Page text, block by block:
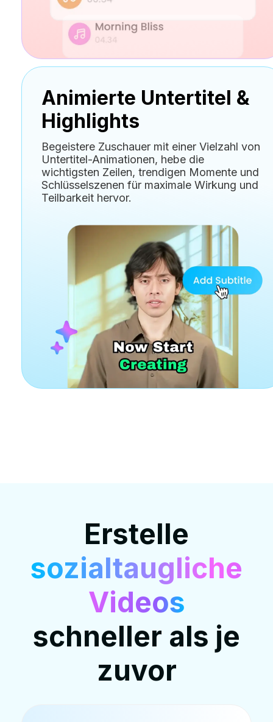
Animierte Untertitel &
Highlights
Begeistere Zuschauer mit einer Vielzahl von
Untertitel-Animationen, hebe die
wichtigsten Zeilen, trendigen Momente und
Schlüsselszenen für maximale Wirkung und
Teilbarkeit hervor.
Erstelle
sozialtaugliche
Videos
schneller als je
zuvor